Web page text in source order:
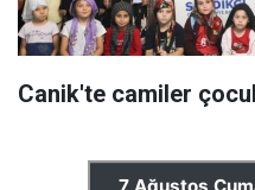
Canik'te camiler